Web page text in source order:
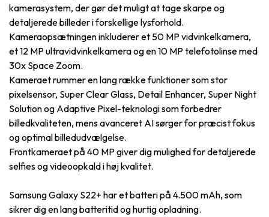
kamerasystem, der gør det muligt at tage skarpe og
detaljerede billeder i forskellige lysforhold.
Kameraopsætningen inkluderer et 50 MP vidvinkelkamera,
et 12 MP ultravidvinkelkamera og en 10 MP telefotolinse med
30x Space Zoom.
Kameraet rummer en lang række funktioner som stor
pixelsensor, Super Clear Glass, Detail Enhancer, Super Night
Solution og Adaptive Pixel-teknologi som forbedrer
billedkvaliteten, mens avanceret AI sørger for præcist fokus
og optimal billedudvælgelse.
Frontkameraet på 40 MP giver dig mulighed for detaljerede
selfies og videoopkald i høj kvalitet.
Samsung Galaxy S22+ har et batteri på 4.500 mAh, som
sikrer dig en lang batteritid og hurtig opladning.